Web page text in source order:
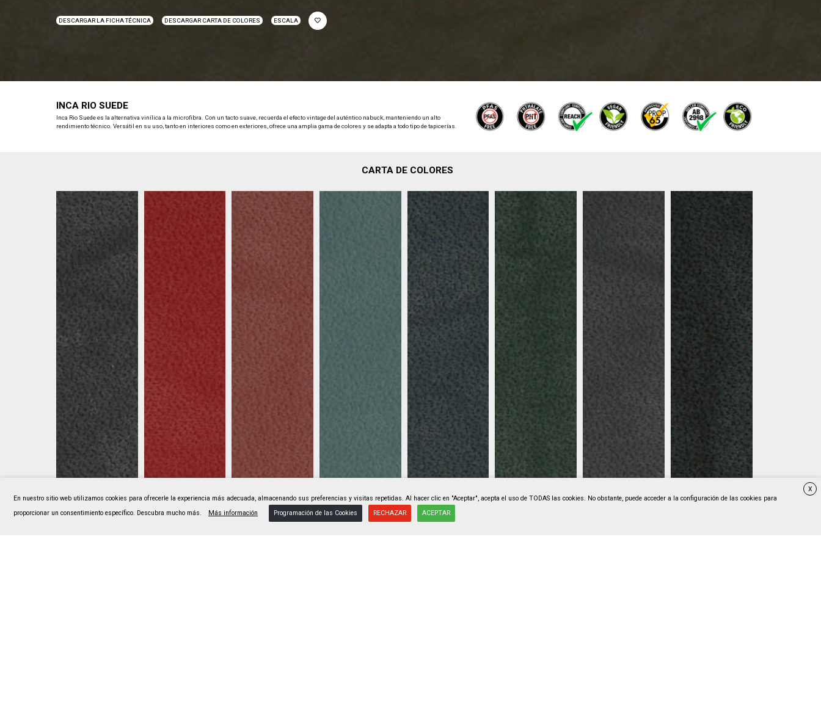
DESCARGAR LA FICHA TÉCNICA DESCARGAR CARTA DE COLORES ESCALA
INCA RIO SUEDE
Inca Rio Suede es la alternativa vinílica a la microfibra. Con un tacto suave, recuerda el efecto vintage del auténtico nabuck, manteniendo un alto
rendimiento técnico. Versátil en su uso, tanto en interiores como en exteriores, ofrece una amplia gama de colores y se adapta a todo tipo de tapicerías.
CARTA DE COLORES
X
En nuestro sitio web utilizamos cookies para ofrecerle la experiencia más adecuada, almacenando sus preferencias y visitas repetidas. Al hacer clic en "Aceptar", acepta el uso de TODAS las cookies. No obstante, puede acceder a la configuración de las cookies para
proporcionar un consentimiento específico. Descubra mucho más.
Más información Programación de las Cookies RECHAZAR ACEPTAR